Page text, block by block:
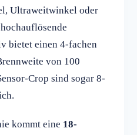
Ultraweitwinkel oder
bietet einen 4-fachen
von 100
Crop sind sogar 8-
kommt eine 18-